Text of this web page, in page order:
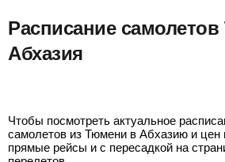
Расписание
Абхазия
Чтобы посмотреть актуальное
самолетов из Тюмени в Абхазию и цен
прямые рейсы и с пересадкой на